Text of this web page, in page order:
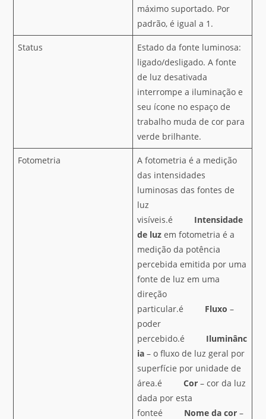
máximo suportado. Por
padrão, é igual a 1.
Status
Estado da fonte luminosa:
ligado/desligado. A fonte
de luz desativada
interrompe a iluminação e
seu ícone no espaço de
trabalho muda de cor para
verde brilhante.
Fotometria
A fotometria é a medição
das intensidades
luminosas das fontes de
luz
visíveis.é Intensidade
de luz em fotometria é a
medição da potência
percebida emitida por uma
fonte de luz em uma
direção
particular.é Fluxo –
poder
percebido.é Iluminânc
ia – o fluxo de luz geral por
superfície por unidade de
área.éCor – cor da luz
dada por esta
fonteé Nome da cor –